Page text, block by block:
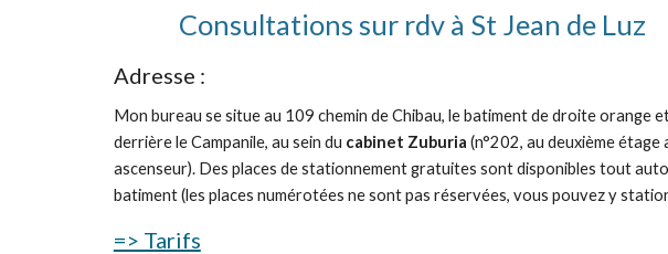
Consultations sur rdv à St Jean de Luz
Adresse :
Mon bureau se situe au 109 chemin de Chibau, le batiment de droite orange
derrière le Campanile, au sein du cabinet Zuburia (n°202, au deuxième étage
ascenseur). Des places de stationnement gratuites sont disponibles tout
batiment (les places numérotées ne sont pas réservées, vous pouvez y
=> Tarifs